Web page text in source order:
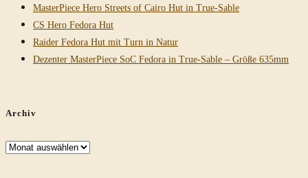
MasterPiece Hero Streets of Cairo Hut in True-Sable
CS Hero Fedora Hut
Raider Fedora Hut mit Turn in Natur
Dezenter MasterPiece SoC Fedora in True-Sable – Größe 635mm
Archiv
Archiv